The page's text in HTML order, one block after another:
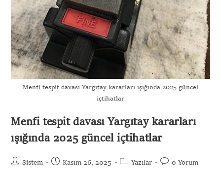
Menfi tespit davası Yargıtay kararları ışığında 2025 güncel
içtihatlar
Menfi tespit davası Yargıtay kararları
ışığında 2025 güncel içtihatlar
Sistem Kasım 26, 2025 Yazılar 0 Yorum